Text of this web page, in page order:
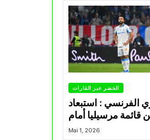
الخضر عبر القارات
الفرنسي : استبعاد
قائمة مرسيليا أمام
نانت
Mai 1, 2026